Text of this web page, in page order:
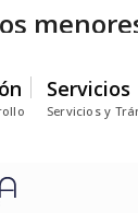
Servicios
Servicios y